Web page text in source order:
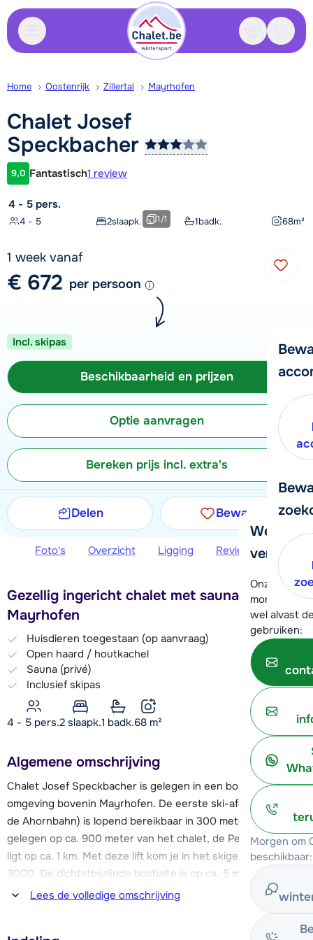
Contact
We
verder!
Onze
moment
wel alvast
gebruiken:
Morgen om
beschikbaar:
Home Oostenrijk Zillertal Mayrhofen
Chalet Josef
Speckbacher
Klantwaardering
9,0 Fantastisch1 review
4 - 5 pers.
4 - 5 2slaapk. 1badk. 68m²
1/1
1 week vanaf
€ 672 per persoon
Incl. skipas
Beschikbaarheid en prijzen
Optie aanvragen
Bereken prijs incl. extra's
Delen Bewaren
Foto's Overzicht Ligging Reviews
Gezellig ingericht chalet met sauna in
Mayrhofen
Huisdieren toegestaan (op aanvraag)
Open haard / houtkachel
Sauna (privé)
Inclusief skipas
4 - 5 pers.2 slaapk.1 badk.68 m²
Algemene omschrijving
Chalet Josef Speckbacher is gelegen in een bosrijke
omgeving bovenin Mayrhofen. De eerste ski-afdaling (naar
de Ahornbahn) is lopend bereikbaar in 300 meter. Deze lift is
gelegen op ca. 900 meter van het chalet, de Penkenbahn
ligt op ca. 1 km. Met deze lift kom je in het skigebied Zillertal
3000. De dichtstbijzijnde bushalte is op ca. 5 minuten lopen,
vanwaar de skibus je in een paar minuten naar de
Penkenbahn brengt of naar één van de andere skigebieden
in het Zillertal, je skipas is geldig voor het de hele Zillertal
Lees de volledige omschrijving